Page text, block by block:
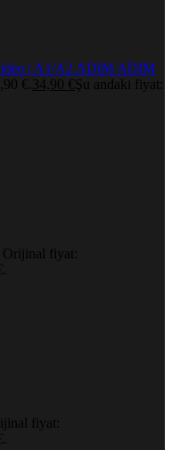
| A1/A2 ADIM ADIM
€. 34,90 € Şu andaki fiyat:
Orijinal fiyat:
fiyat: